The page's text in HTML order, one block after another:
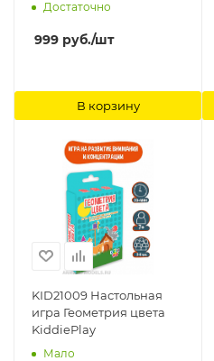
Достаточно
999 руб./шт
В корзину
KID21009 Настольная
игра Геометрия цвета
KiddiePlay
Мало